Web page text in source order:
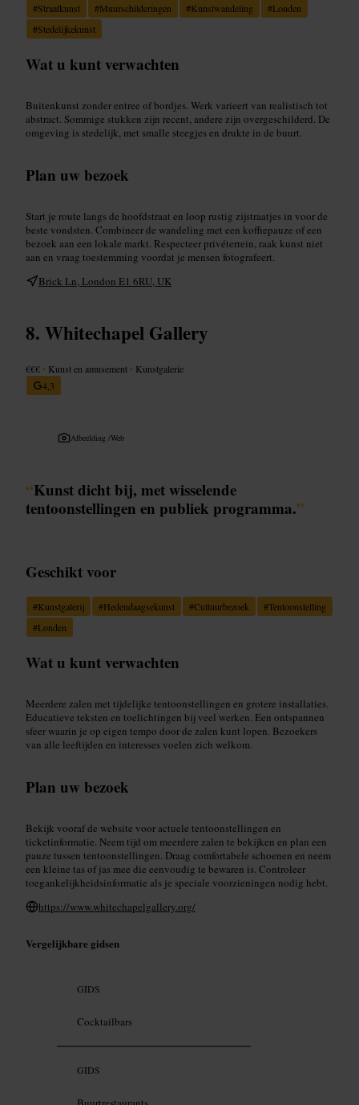
#Straatkunst #Muurschilderingen #Kunstwandeling #Londen
#Stedelijkekunst
Wat u kunt verwachten
Buitenkunst zonder entree of bordjes. Werk varieert van realistisch tot
abstract. Sommige stukken zijn recent, andere zijn overgeschilderd. De
omgeving is stedelijk, met smalle steegjes en drukte in de buurt.
Plan uw bezoek
Start je route langs de hoofdstraat en loop rustig zijstraatjes in voor de
beste vondsten. Combineer de wandeling met een koffiepauze of een
bezoek aan een lokale markt. Respecteer privéterrein, raak kunst niet
aan en vraag toestemming voordat je mensen fotografeert.
Brick Ln, London E1 6RU, UK
Whitechapel Gallery
€€€ • Kunst en amusement • Kunstgalerie
4,3
Afbeelding /Web
“Kunst dicht bij, met wisselende
tentoonstellingen en publiek programma.”
Geschikt voor
#Kunstgalerij #Hedendaagsekunst #Cultuurbezoek #Tentoonstelling
#Londen
Wat u kunt verwachten
Meerdere zalen met tijdelijke tentoonstellingen en grotere installaties.
Educatieve teksten en toelichtingen bij veel werken. Een ontspannen
sfeer waarin je op eigen tempo door de zalen kunt lopen. Bezoekers
van alle leeftijden en interesses voelen zich welkom.
Plan uw bezoek
Bekijk vooraf de website voor actuele tentoonstellingen en
ticketinformatie. Neem tijd om meerdere zalen te bekijken en plan een
pauze tussen tentoonstellingen. Draag comfortabele schoenen en neem
een kleine tas of jas mee die eenvoudig te bewaren is. Controleer
toegankelijkheidsinformatie als je speciale voorzieningen nodig hebt.
https://www.whitechapelgallery.org/
Vergelijkbare gidsen
GIDS
Cocktailbars
GIDS